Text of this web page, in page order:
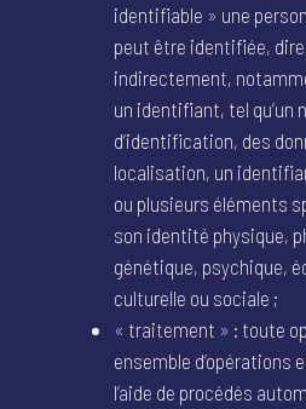
identifiable » une
peut être identifiée,
indirectement,
un identifiant, tel qu’un
d’identification, des
localisation, un
ou plusieurs éléments
son identité physique,
génétique, psychique,
culturelle ou sociale ;
« traitement » : toute
ensemble d’opérations
l’aide de procédés